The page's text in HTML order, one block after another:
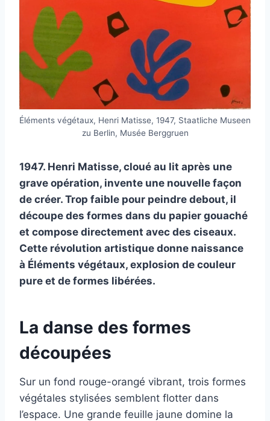
Éléments végétaux, Henri Matisse, 1947, Staatliche Museen
zu Berlin, Musée Berggruen
1947. Henri Matisse, cloué au lit après une
grave opération, invente une nouvelle façon
de créer. Trop faible pour peindre debout, il
découpe des formes dans du papier gouaché
et compose directement avec des ciseaux.
Cette révolution artistique donne naissance
à Éléments végétaux, explosion de couleur
pure et de formes libérées.
La danse des formes
découpées
Sur un fond rouge-orangé vibrant, trois formes
végétales stylisées semblent flotter dans
l’espace. Une grande feuille jaune domine la